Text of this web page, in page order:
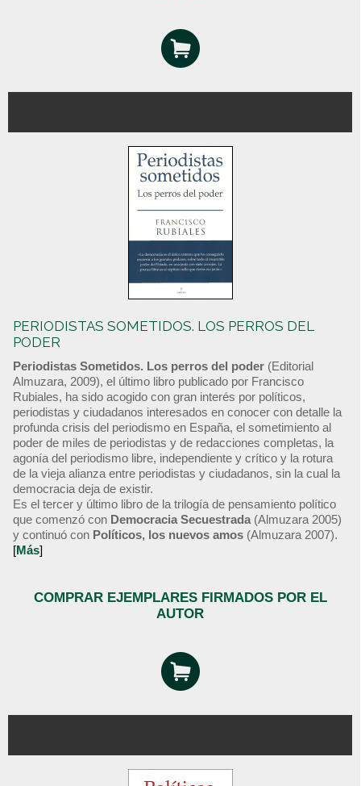
PERIODISTAS SOMETIDOS. LOS PERROS DEL
PODER
Periodistas Sometidos. Los perros del poder (Editorial
Almuzara, 2009), el último libro publicado por Francisco
Rubiales, ha sido acogido con gran interés por políticos,
periodistas y ciudadanos interesados en conocer con detalle la
profunda crisis del periodismo en España, el sometimiento al
poder de miles de periodistas y de redacciones completas, la
agonía del periodismo libre, independiente y crítico y la rotura
de la vieja alianza entre periodistas y ciudadanos, sin la cual la
democracia deja de existir.
Es el tercer y último libro de la trilogía de pensamiento político
que comenzó con Democracia Secuestrada (Almuzara 2005)
y continuó con Políticos, los nuevos amos (Almuzara 2007).
[Más]
COMPRAR EJEMPLARES FIRMADOS POR EL
AUTOR